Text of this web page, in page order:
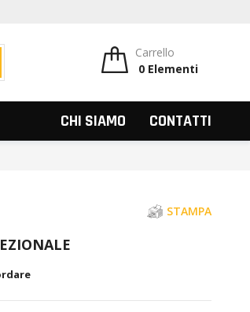
Carrello
0 Elementi
CHI SIAMO CONTATTI
STAMPA